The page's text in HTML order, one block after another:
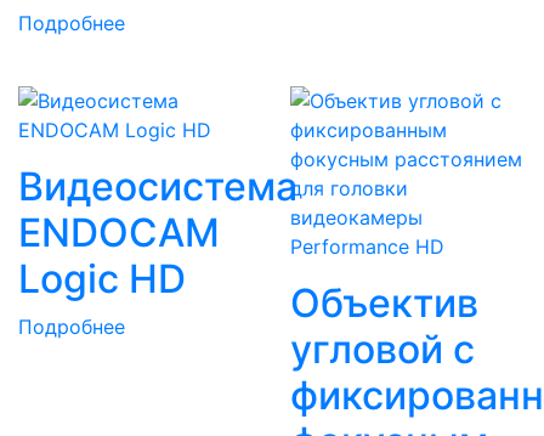
Подробнее
Видеоcистема
ENDOCAM
Logic HD
Подробнее
Объектив
угловой с